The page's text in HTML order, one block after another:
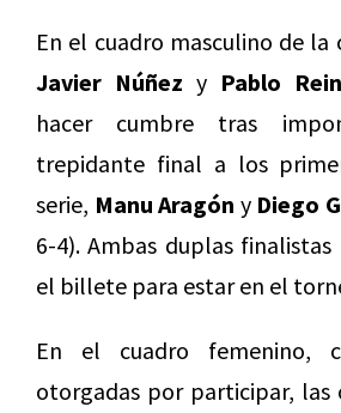
En el cuadro masculino de la
Javier Núñez y Pablo
hacer cumbre tras
trepidante final a los
serie, Manu Aragón y Diego
6-4). Ambas duplas finalistas
el billete para estar en el
En el cuadro femenino,
otorgadas por participar, las